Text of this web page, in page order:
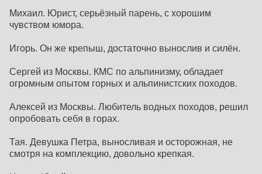
Михаил. Юрист, серьёзный парень, с хорошим
чувством юмора.
Игорь. Он же крепыш, достаточно вынослив и силён.
Сергей из Москвы. КМС по альпинизму, обладает
огромным опытом горных и альпинистских походов.
Алексей из Москвы. Любитель водных походов, решил
опробовать себя в горах.
Тая. Девушка Петра, выносливая и осторожная, не
смотря на комплекцию, довольно крепкая.